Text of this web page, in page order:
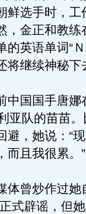
鲜选手时，工
，金正和教练
英语单词“
将继续神秘下
国国手唐娜
亚队的苗苗
避，她说：“
而且我很累。”
曾炒作过她
式辟谣，但